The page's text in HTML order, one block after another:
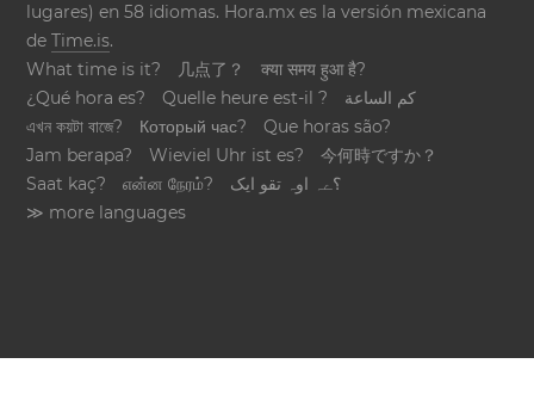
lugares) en 58 idiomas. Hora.mx es la versión mexicana
deTime.is.
What time is it?
几点了？
क्या समय हुआ है?
¿Qué hora es?
Quelle heure est-il ?
كم الساعة
এখন কয়টা বাজে?
Который час?
Que horas são?
Jam berapa?
Wieviel Uhr ist es?
今何時ですか？
Saat kaç?
என்ன நேரம்?
؟ےہ اوہ تقو ایک
≫ more languages